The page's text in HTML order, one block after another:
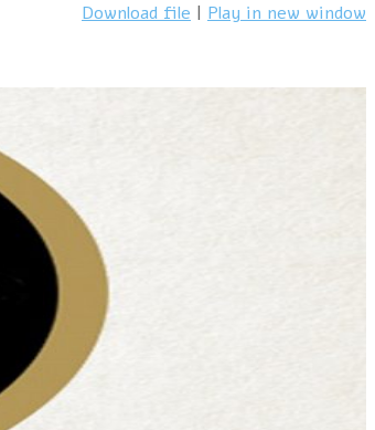
Download file | Play in new window